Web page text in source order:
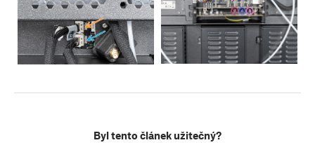
Byl tento článek užitečný?